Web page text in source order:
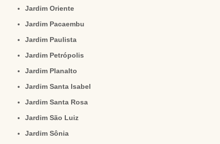
Jardim Oriente
Jardim Pacaembu
Jardim Paulista
Jardim Petrópolis
Jardim Planalto
Jardim Santa Isabel
Jardim Santa Rosa
Jardim São Luiz
Jardim Sônia